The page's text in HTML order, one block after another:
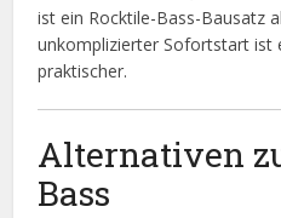
ist ein Rocktile-Bass-Bausatz
unkomplizierter Sofortstart ist
praktischer.
Alternativen
Bass